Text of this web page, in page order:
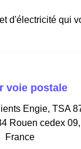
d'électricité qui
voie postale
Engie, TSA
Rouen cedex 09,
France